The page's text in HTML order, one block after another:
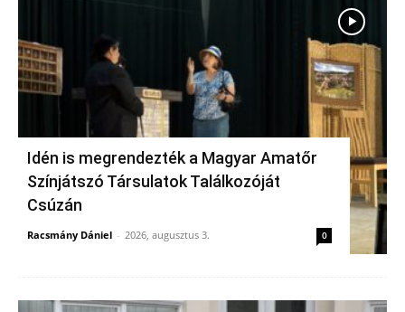
Idén is megrendezték a Magyar Amatőr
Színjátszó Társulatok Találkozóját
Csúzán
Racsmány Dániel - 2026, augusztus 3. 0